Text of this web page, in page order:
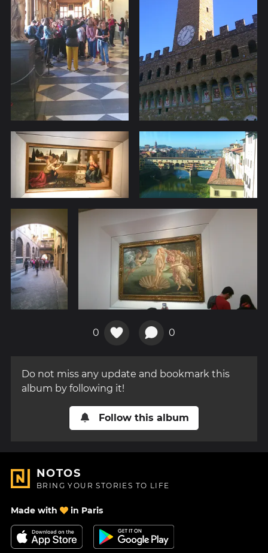
0 0
Do not miss any update and bookmark this
album by following it!
Follow this album
NOTOS
BRING YOUR STORIES TO LIFE
Made with in Paris